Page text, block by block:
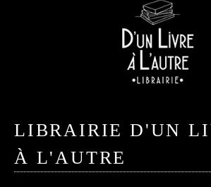
LIBRAIRIE D'UN
À L'AUTRE